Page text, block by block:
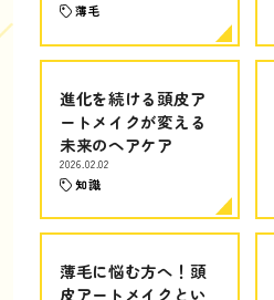
薄毛
進化を続ける頭皮ア
ートメイクが変える
未来のヘアケア
2026.02.02
知識
薄毛に悩む方へ！頭
皮アートメイクとい